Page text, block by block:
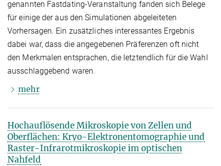
genannten Fastdating-Veranstaltung fanden sich Belege
für einige der aus den Simulationen abgeleiteten
Vorhersagen. Ein zusätzliches interessantes Ergebnis
dabei war, dass die angegebenen Präferenzen oft nicht
den Merkmalen entsprachen, die letztendlich für die Wahl
ausschlaggebend waren.
mehr
Hochauflösende Mikroskopie von Zellen und
Oberflächen: Kryo-Elektronentomographie und
Raster-Infrarotmikroskopie im optischen
Nahfeld